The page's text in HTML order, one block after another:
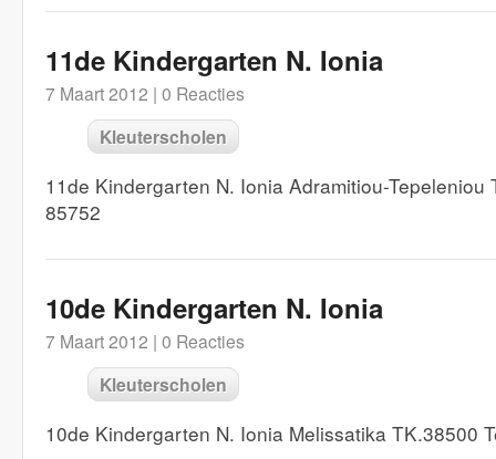
11de Kindergarten N. Ionia
7 Maart 2012 | 0 Reacties
Kleuterscholen
11de Kindergarten N. Ionia Adramitiou-Tepeleniou
85752
10de Kindergarten N. Ionia
7 Maart 2012 | 0 Reacties
Kleuterscholen
10de Kindergarten N. Ionia Melissatika TK.38500